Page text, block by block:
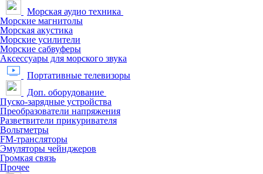
Морская аудио техника
Морские магнитолы
Морская акустика
Морские усилители
Морские сабвуферы
Аксессуары для морского звука
Портативные телевизоры
Доп. оборудование
Пуско-зарядные устройства
Преобразователи напряжения
Разветвители прикуривателя
Вольтметры
FM-трансляторы
Эмуляторы чейнджеров
Громкая связь
Прочее